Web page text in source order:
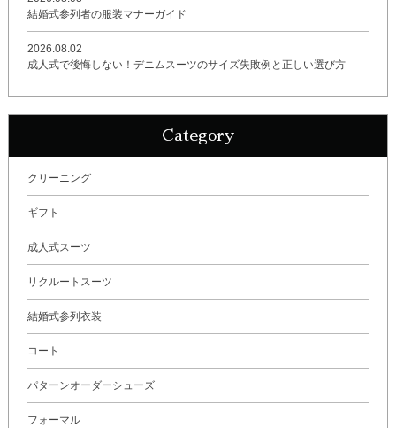
結婚式参列者の服装マナーガイド
2026.08.02
成人式で後悔しない！デニムスーツのサイズ失敗例と正しい選び方
Category
クリーニング
ギフト
成人式スーツ
リクルートスーツ
結婚式参列衣装
コート
パターンオーダーシューズ
フォーマル